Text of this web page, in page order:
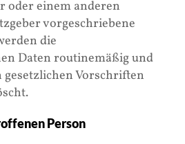
oder einem anderen
vorgeschriebene
die
Daten routinemäßig und
Vorschriften
Person